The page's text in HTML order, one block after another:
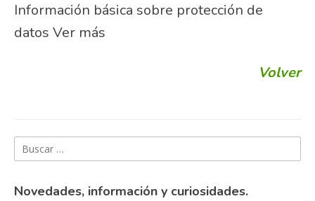
Información básica sobre protección de
datos Ver más
Volver
Buscar:
Novedades, información y curiosidades.